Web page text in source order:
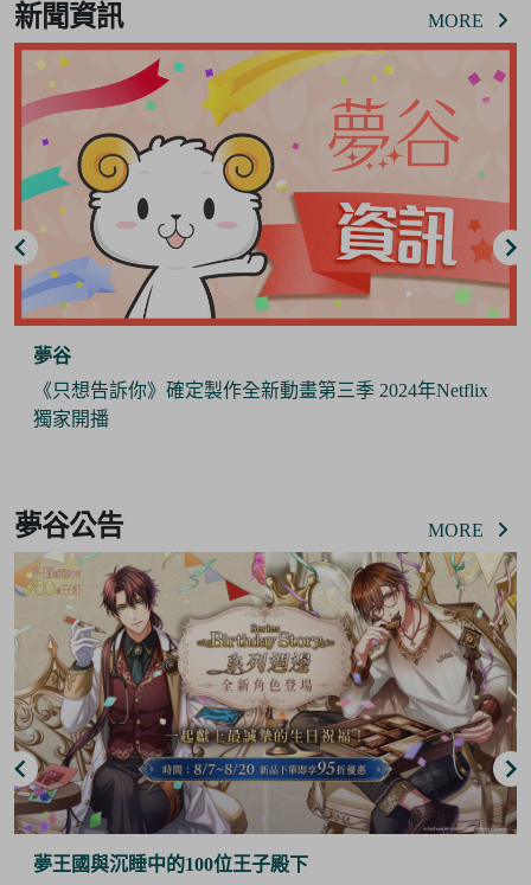
of
8
新聞資訊 MORE
夢谷
《只想告訴你》確定製作全新動畫第三季 2024年Netflix
獨家開播
of
6
夢谷公告 MORE
夢王國與沉睡中的100位王子殿下